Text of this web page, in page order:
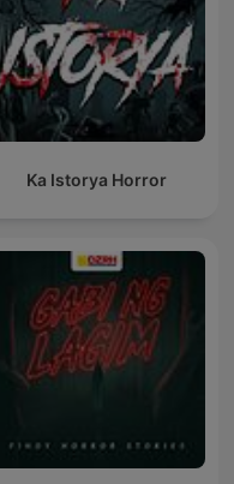
Ka Istorya Horror